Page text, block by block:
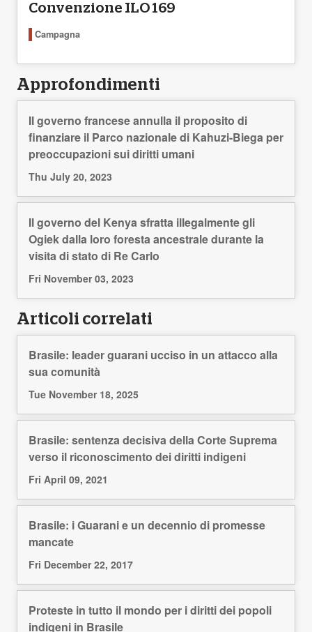
Convenzione ILO 169
Campagna
Approfondimenti
Il governo francese annulla il proposito di
finanziare il Parco nazionale di Kahuzi-Biega per
preoccupazioni sui diritti umani
Thu July 20, 2023
Il governo del Kenya sfratta illegalmente gli
Ogiek dalla loro foresta ancestrale durante la
visita di stato di Re Carlo
Fri November 03, 2023
Articoli correlati
Brasile: leader guarani ucciso in un attacco alla
sua comunità
Tue November 18, 2025
Brasile: sentenza decisiva della Corte Suprema
verso il riconoscimento dei diritti indigeni
Fri April 09, 2021
Brasile: i Guarani e un decennio di promesse
mancate
Fri December 22, 2017
Proteste in tutto il mondo per i diritti dei popoli
indigeni in Brasile